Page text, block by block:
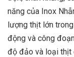
năng của Inox
lượng thịt lớn
động và công
độ đảo và loại thịt